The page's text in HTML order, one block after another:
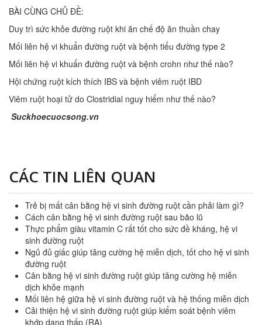
BÀI CÙNG CHỦ ĐỀ:
Duy trì sức khỏe đường ruột khi ăn chế độ ăn thuần chay
Mối liên hệ vi khuẩn đường ruột và bệnh tiểu đường type 2
Mối liên hệ vi khuẩn đường ruột và bệnh crohn như thế nào?
Hội chứng ruột kích thích IBS và bệnh viêm ruột IBD
Viêm ruột hoại tử do Clostridial nguy hiểm như thế nào?
Suckhoecuocsong.vn
CÁC TIN LIÊN QUAN
Trẻ bị mất cân bằng hệ vi sinh đường ruột cần phải làm gì?
Cách cân bằng hệ vi sinh đường ruột sau bão lũ
Thực phẩm giàu vitamin C rất tốt cho sức đề kháng, hệ vi
sinh đường ruột
Ngủ đủ giấc giúp tăng cường hệ miễn dịch, tốt cho hệ vi sinh
đường ruột
Cân bằng hệ vi sinh đường ruột giúp tăng cường hệ miễn
dịch khỏe mạnh
Mối liên hệ giữa hệ vi sinh đường ruột và hệ thống miễn dịch
Cải thiện hệ vi sinh đường ruột giúp kiểm soát bệnh viêm
khớp dạng thấp (RA)